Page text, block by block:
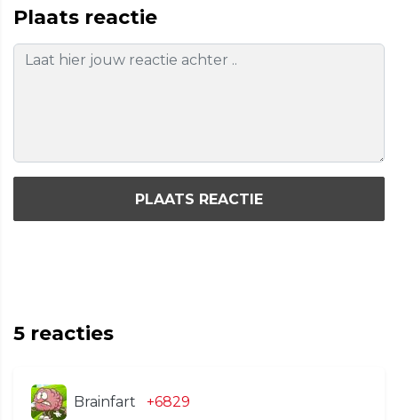
Plaats reactie
PLAATS REACTIE
5 reacties
Brainfart +6829